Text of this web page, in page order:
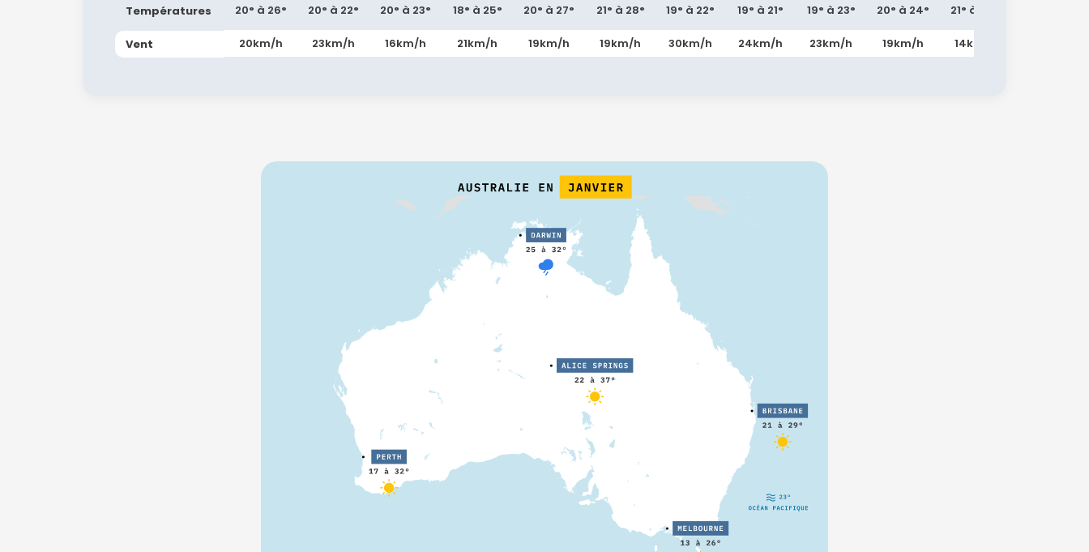
Températures
Vent
20° à 26°
20km/h
20° à 22°
23km/h
20° à 23°
16km/h
18° à 25°
21km/h
20° à 27°
19km/h
21° à 28°
19km/h
19° à 22°
30km/h
19° à 21°
24km/h
19° à 23°
23km/h
20° à 24°
19km/h
21° à 24°
14km/h